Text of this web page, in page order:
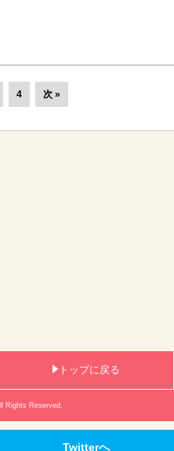
4 次 »
トップに戻る
Rights Reserved.
Twitterへ